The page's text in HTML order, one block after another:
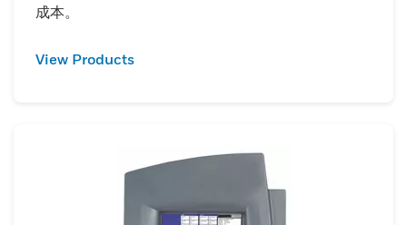
成本。
View Products